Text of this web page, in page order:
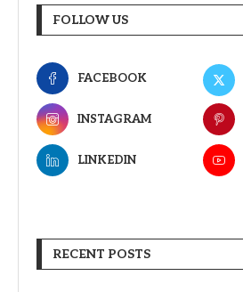
FOLLOW US
FACEBOOK
INSTAGRAM
LINKEDIN
RECENT POSTS